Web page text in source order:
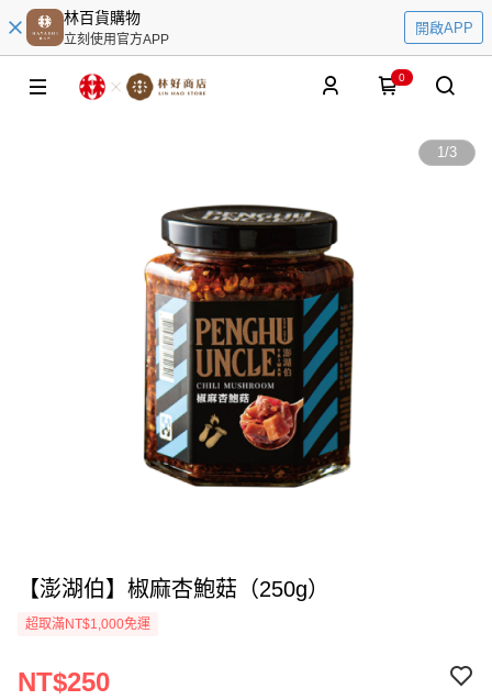
林百貨購物
立刻使用官方APP
開啟APP
0
1/3
【澎湖伯】椒麻杏鮑菇（250g）
超取滿NT$1,000免運
NT$250